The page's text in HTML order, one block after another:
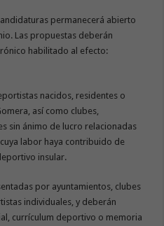
permanecerá abierto
Las propuestas deberán
habilitado al efecto:
nacidos, residentes o
así como clubes,
sin ánimo de lucro relacionadas
labor haya contribuido de
insular.
por ayuntamientos, clubes
individuales, y deberán
currículum deportivo o memoria